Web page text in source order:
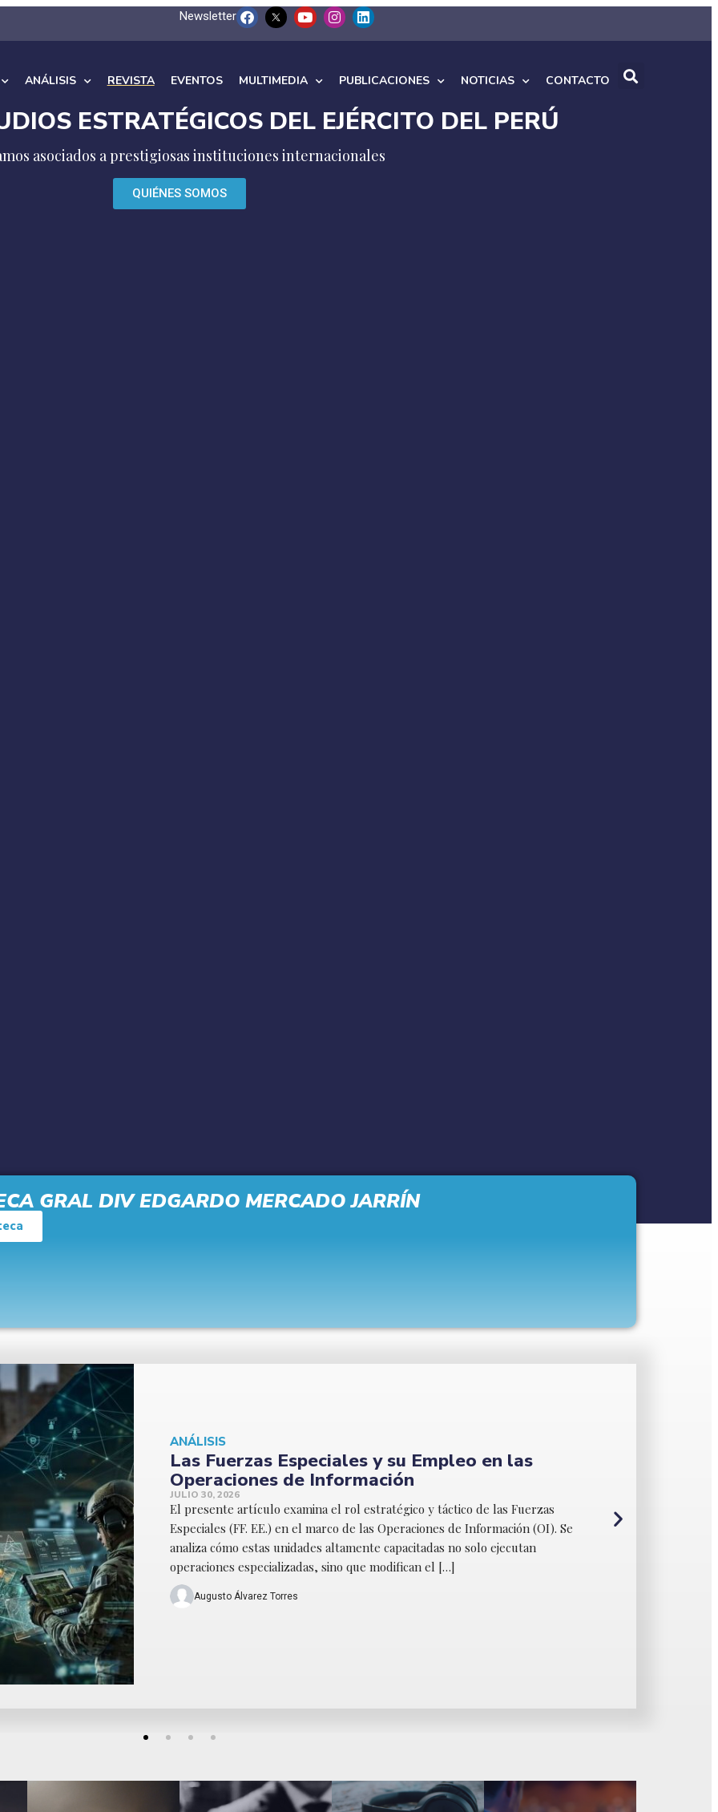
Newsletter
ANÁLISIS REVISTA EVENTOS MULTIMEDIA PUBLICACIONES NOTICIAS CONTACTO
ESTRATÉGICOS DEL EJÉRCITO DEL PERÚ
pensamiento estratégico en seguridad y defensa
QUIÉNES SOMOS
GRAL DIV EDGARDO MERCADO JARRÍN
Implementación de la Gestión por Procesos y su
Relación con la Calidad del Servicio en las
Grandes Unidades de Servicios del Ejército del
Perú
JULIO 17, 2026
En el Perú, la Política Nacional de Modernización de la Gestión Pública
(PNMGP) impulsa que las entidades estatales brinden servicios eficientes,
eficaces y orientados al ciudadano mediante la adopción del enfoque de gestión
por procesos. En este marco, el Ejército […]